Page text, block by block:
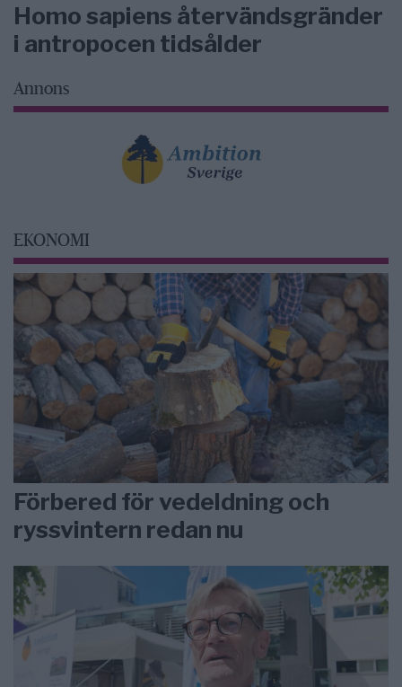
Homo sapiens återvändsgränder
i antropocen tidsålder
Annons
EKONOMI
Förbered för vedeldning och
ryssvintern redan nu